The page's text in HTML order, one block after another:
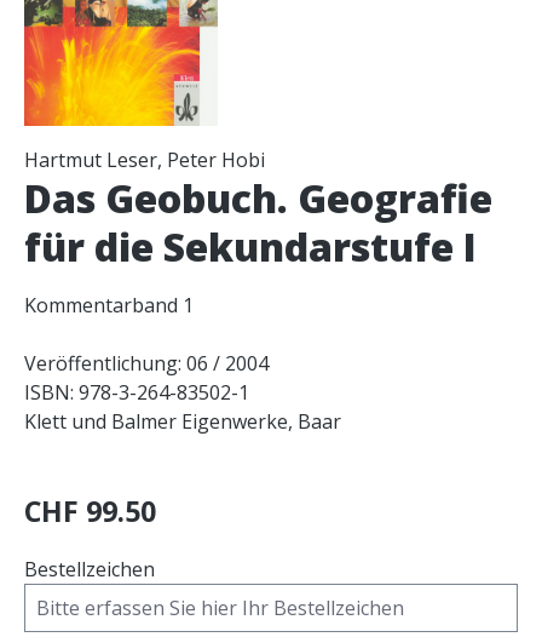
Hartmut Leser, Peter Hobi
Das Geobuch. Geografie
für die Sekundarstufe I
Kommentarband 1
Veröffentlichung: 06 / 2004
ISBN: 978-3-264-83502-1
Klett und Balmer Eigenwerke, Baar
CHF 99.50
Bestellzeichen